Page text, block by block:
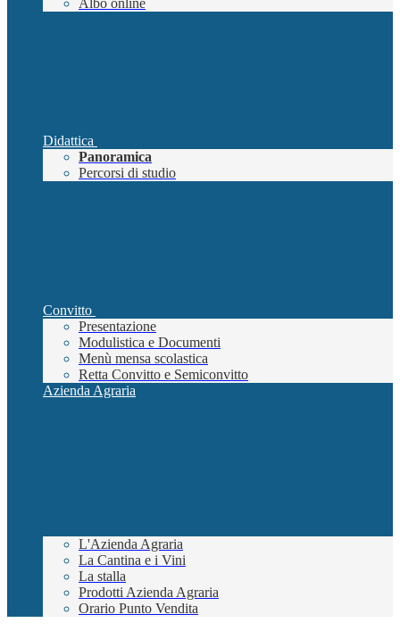
Albo online
Didattica
Panoramica
Percorsi di studio
Convitto
Presentazione
Modulistica e Documenti
Menù mensa scolastica
Retta Convitto e Semiconvitto
Azienda Agraria
L'Azienda Agraria
La Cantina e i Vini
La stalla
Prodotti Azienda Agraria
Orario Punto Vendita